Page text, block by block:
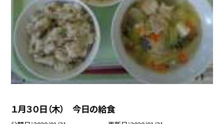
１月３０日（木） 今日の給食